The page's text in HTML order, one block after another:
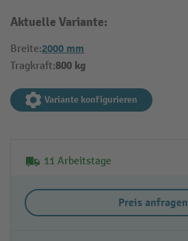
Aktuelle Variante:
Breite:2000 mm
Tragkraft:800 kg
Variante konfigurieren
11 Arbeitstage
Preis anfragen